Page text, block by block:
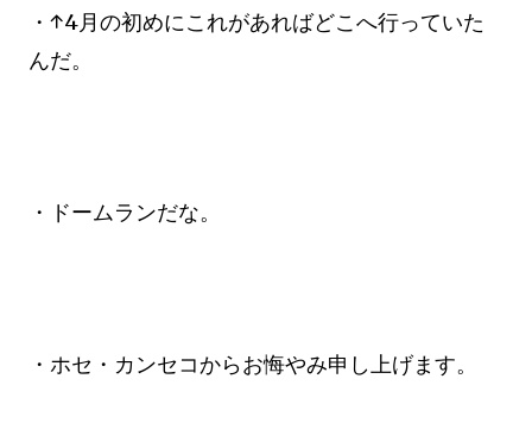
・↑4月の初めにこれがあればどこへ行っていた
んだ。
・ドームランだな。
・ホセ・カンセコからお悔やみ申し上げます。